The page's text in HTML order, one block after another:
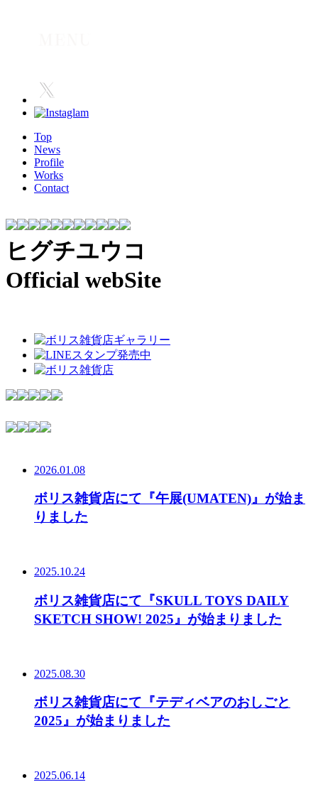
Top
News
Profile
Works
Contact
ヒグチユウコ
Official webSite
2026.01.08
ボリス雑貨店にて『午展(UMATEN)』が始ま
りました
2025.10.24
ボリス雑貨店にて『SKULL TOYS DAILY
SKETCH SHOW! 2025』が始まりました
2025.08.30
ボリス雑貨店にて『テディベアのおしごと
2025』が始まりました
2025.06.14